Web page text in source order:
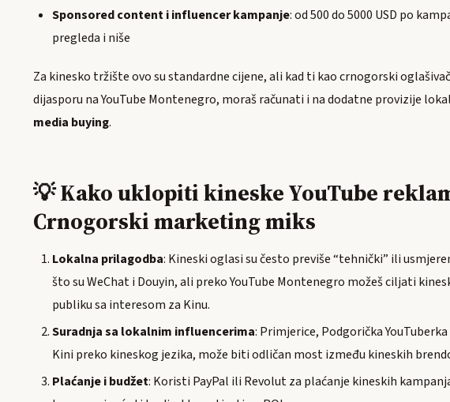
Sponsored content i influencer kampanje: od 500 do 5000 USD po
pregleda i niše
Za kinesko tržište ovo su standardne cijene, ali kad ti kao crnogorski
dijasporu na YouTube Montenegro, moraš računati i na dodatne provizije
media buying.
💡 Kako uklopiti kineske YouTube
Crnogorski marketing miks
Lokalna prilagodba: Kineski oglasi su često previše “tehnički” ili
što su WeChat i Douyin, ali preko YouTube Montenegro možeš ciljati
publiku sa interesom za Kinu.
Suradnja sa lokalnim influencerima: Primjerice, Podgorička
Kini preko kineskog jezika, može biti odličan most između kineskih
Plaćanje i budžet: Koristi PayPal ili Revolut za plaćanje kineskih